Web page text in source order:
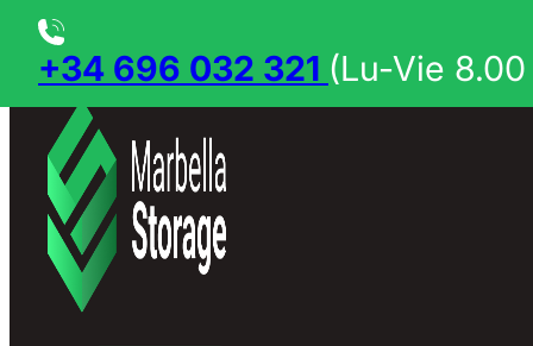
Saltar al contenido principal
+34 696 032 321 (Lu-Vie